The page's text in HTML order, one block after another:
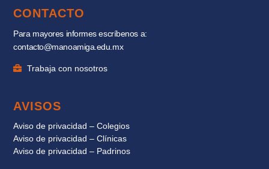
CONTACTO
Para mayores informes escríbenos a:
contacto@manoamiga.edu.mx
Trabaja con nosotros
AVISOS
Aviso de privacidad – Colegios
Aviso de privacidad – Clínicas
Aviso de privacidad – Padrinos